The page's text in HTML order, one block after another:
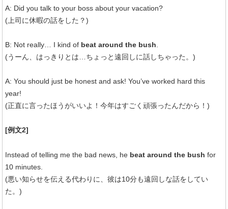
A: Did you talk to your boss about your vacation?
(上司に休暇の話をした？)
B: Not really… I kind of beat around the bush.
(うーん、はっきりとは…ちょっと遠回しに話しちゃった。)
A: You should just be honest and ask! You’ve worked hard this
year!
(正直に言ったほうがいいよ！今年はすごく頑張ったんだから！)
[例文2]
Instead of telling me the bad news, he beat around the bush for
10 minutes.
(悪い知らせを伝える代わりに、彼は10分も遠回しな話をしてい
た。)